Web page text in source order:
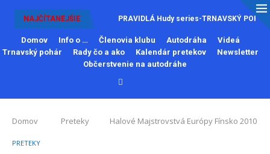
NAJČÍTANEJŠIE PRAVIDLÁ Hudy series-TRNAVSKÝ
Domov Info o … Členovia klubu Autodráha
Videá
Trnavský pohár
Rady čo a ako Kalendár pretekov
Newsletter
Občerstvenie na autodráhe
Domov Preteky Halové Majstrovstvá Európy Fínsko 2010
PRETEKY